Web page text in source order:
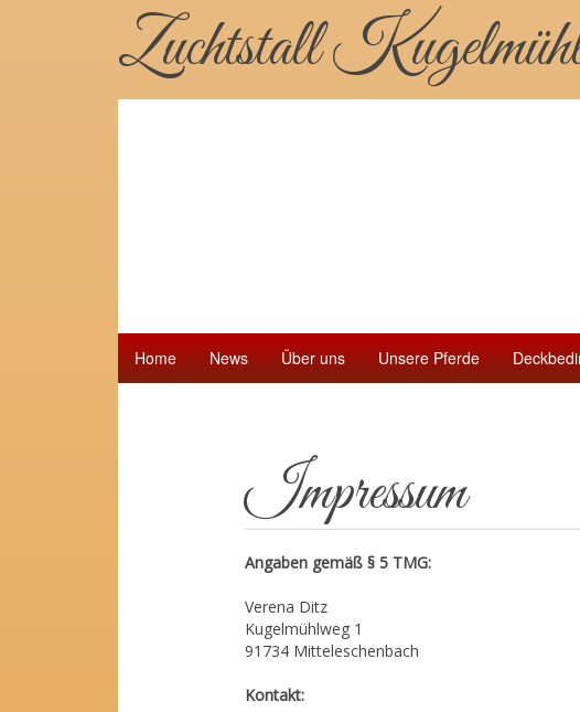
Zuchtstall
Home News Über uns Unsere Pferde
Impressum
Angaben gemäß § 5 TMG:
Verena Ditz
Kugelmühlweg 1
91734 Mitteleschenbach
Kontakt: